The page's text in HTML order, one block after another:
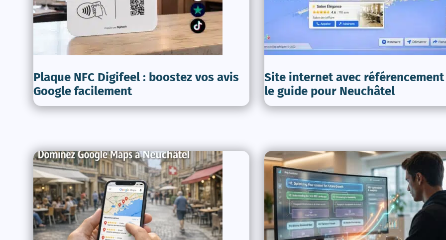
Plaque NFC Digifeel : boostez vos avis
Google facilement
Site internet avec
le guide pour Neuchâtel